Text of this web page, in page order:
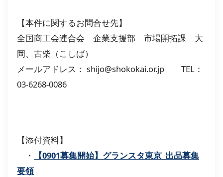
【本件に関するお問合せ先】
全国商工会連合会 企業支援部 市場開拓課 大
岡、古柴（こしば）
メールアドレス： shijo@shokokai.or.jp TEL：
03-6268-0086
【添付資料】
・
【0901募集開始】グランスタ東京_出品募集
要領